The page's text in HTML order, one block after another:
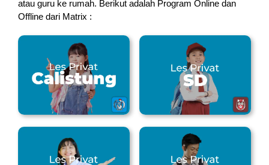
atau guru ke rumah. Berikut adalah Program Online dan
Offline dari Matrix :